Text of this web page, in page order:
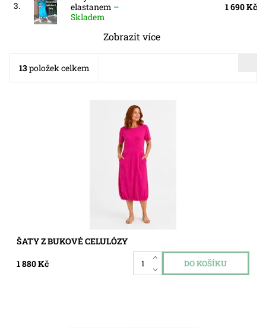
3.
elastanem –
Skladem
1 690 Kč
Zobrazit více
13položek celkem
ŠATY Z BUKOVÉ CELULÓZY
1 880 Kč